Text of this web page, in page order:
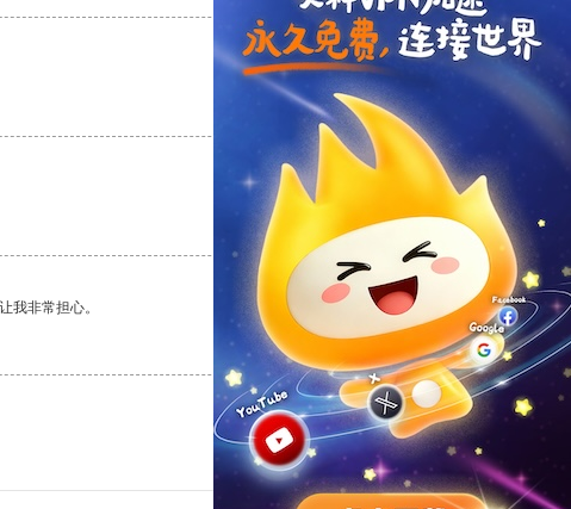
支持
反对 [0]
我非常担心。
支持[0] 反对[0]